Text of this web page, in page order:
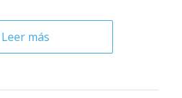
Leer más